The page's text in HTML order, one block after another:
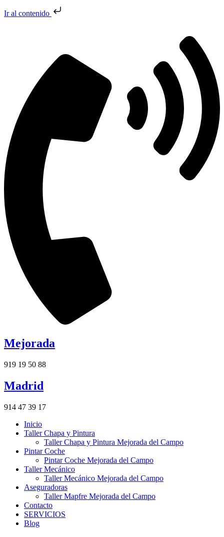
Ir al contenido
Mejorada
919 19 50 88
Madrid
914 47 39 17
Inicio
Taller Chapa y Pintura
Taller Chapa y Pintura Mejorada del Campo
Pintar Coche
Pintar Coche Mejorada del Campo
Taller Mecánico
Taller Mecánico Mejorada del Campo
Aseguradoras
Taller Mapfre Mejorada del Campo
Contacto
SERVICIOS
Blog